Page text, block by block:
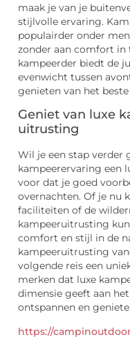
maak je van je
stijlvolle ervaring.
populairder onder
zonder aan comfort in
kampeerder biedt de
evenwicht tussen
genieten van het
Geniet van luxe
uitrusting
Wil je een stap verder
kampeerervaring een
voor dat je goed
overnachten. Of je nu
faciliteiten of de
kampeeruitrusting
comfort en stijl in de
kampeeruitrusting
volgende reis een
merken dat luxe
dimensie geeft aan
ontspannen en
https://